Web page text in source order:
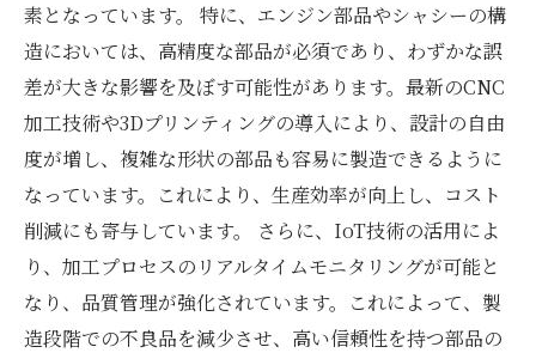
素となっています。 特に、エンジン部品やシャシーの構
造においては、高精度な部品が必須であり、わずかな誤
差が大きな影響を及ぼす可能性があります。最新のCNC
加工技術や3Dプリンティングの導入により、設計の自由
度が増し、複雑な形状の部品も容易に製造できるように
なっています。これにより、生産効率が向上し、コスト
削減にも寄与しています。 さらに、IoT技術の活用によ
り、加工プロセスのリアルタイムモニタリングが可能と
なり、品質管理が強化されています。これによって、製
造段階での不良品を減少させ、高い信頼性を持つ部品の